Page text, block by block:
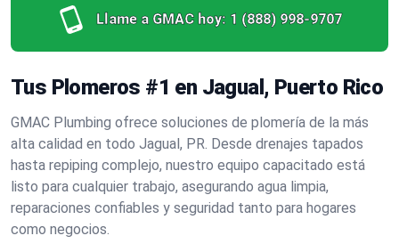
Llame a GMAC hoy: 1 (888) 998-9707
Tus Plomeros #1 en Jagual, Puerto Rico
GMAC Plumbing ofrece soluciones de plomería de la más
alta calidad en todo Jagual, PR. Desde drenajes tapados
hasta repiping complejo, nuestro equipo capacitado está
listo para cualquier trabajo, asegurando agua limpia,
reparaciones confiables y seguridad tanto para hogares
como negocios.